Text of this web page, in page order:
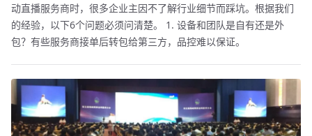
动直播服务商时，很多企业主因不了解行业细节而踩坑。根据我们
的经验，以下6个问题必须问清楚。 1. 设备和团队是自有还是外
包？有些服务商接单后转包给第三方，品控难以保证。